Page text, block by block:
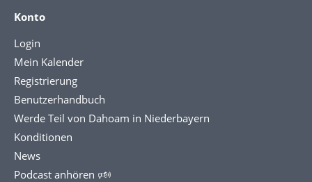
Konto
Login
Mein Kalender
Registrierung
Benutzerhandbuch
Werde Teil von Dahoam in Niederbayern
Konditionen
News
Podcast anhören 🕬